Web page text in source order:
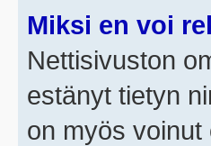
Miksi en voi
Nettisivuston
estänyt tietyn
on myös